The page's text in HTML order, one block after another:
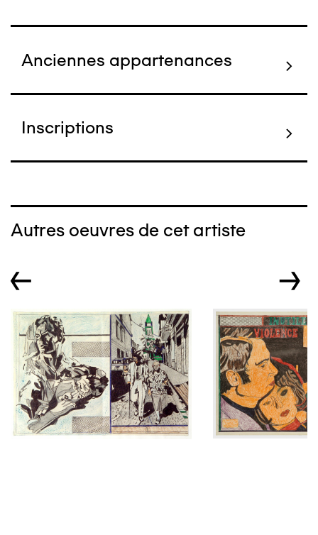
Anciennes appartenances
Inscriptions
Autres oeuvres de cet artiste
← →